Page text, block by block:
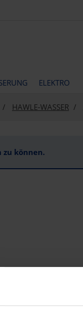
ELEKTRO
HAWLE-WASSER
zu können.